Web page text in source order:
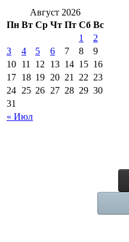
Август 2026
Пн Вт Ср Чт Пт Сб Вс
« Июл
1
2
3
4 5 6 7 8
9
10 11 12 13 14 15 16
17 18 19 20 21 22 23
24 25 26 27 28 29 30
31